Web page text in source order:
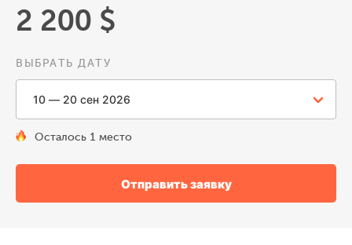
2 200 $
ВЫБРАТЬ ДАТУ
Осталось 1 место
Отправить заявку